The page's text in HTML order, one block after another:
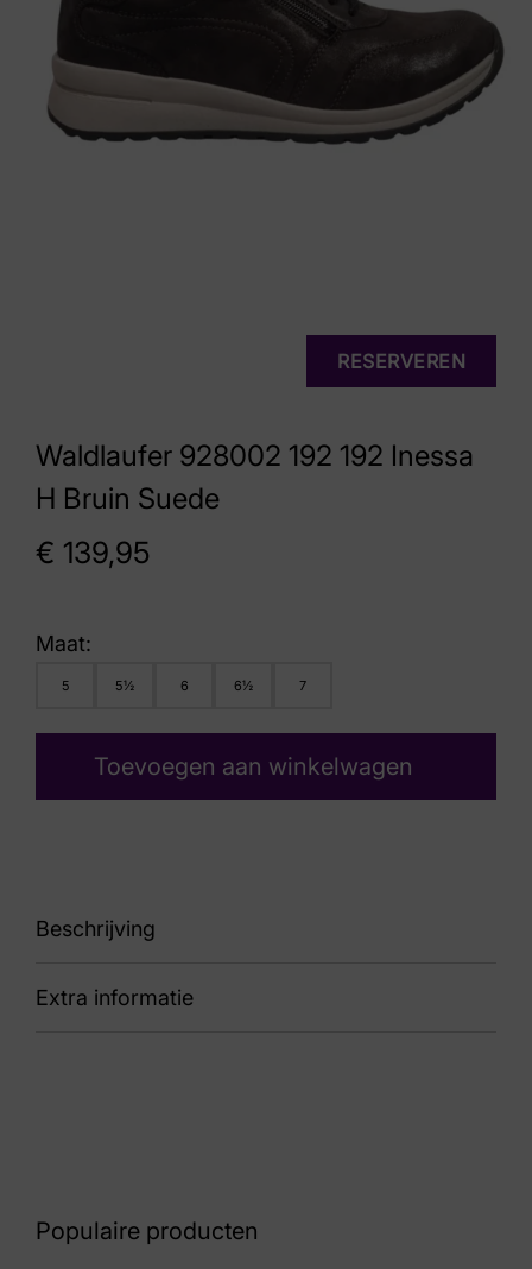
Waldlaufer 928002 192 192 Inessa
H Bruin Suede
€ 139,95
RESERVEREN
Maat:
5 5½ 6 6½ 7
Toevoegen aan winkelwagen
Beschrijving
92 928002 192 192 Inessa H
Extra informatie
Populaire producten